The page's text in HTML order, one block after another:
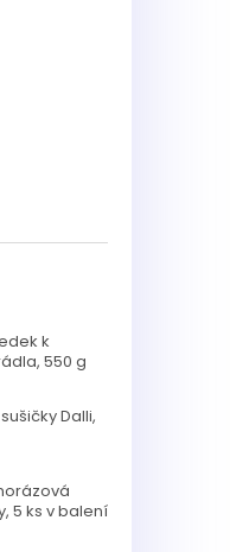
k
550 g
Dalli,
5 ks v balení